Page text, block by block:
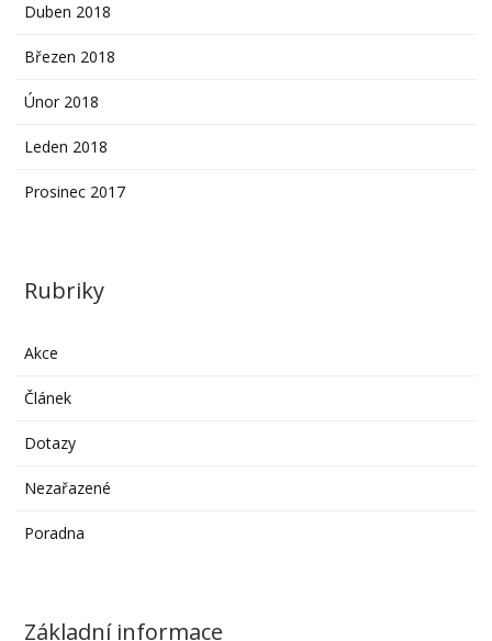
Duben 2018
Březen 2018
Únor 2018
Leden 2018
Prosinec 2017
Rubriky
Akce
Článek
Dotazy
Nezařazené
Poradna
Základní informace